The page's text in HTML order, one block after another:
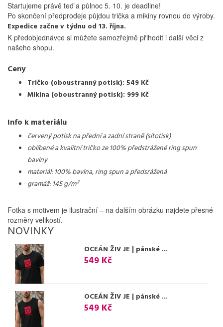
Startujeme právě teď a půlnoc 5. 10. je deadline!
Po skončení předprodeje půjdou trička a mikiny rovnou do výroby.
Expedice začne v týdnu od 13. října.
K předobjednávce si můžete samozřejmě přihodit i další věci z
našeho shopu.
Ceny
Tričko (oboustranný potisk): 549 Kč
Mikina (oboustranný potisk): 999 Kč
Info k materiálu
červený potisk na přední a zadní straně (sítotisk)
oblíbené a kvalitní tričko ze 100% předstrážené ring spun
bavlny
materiál: 100% bavlna, ring spun a předsrážená
gramáž: 145 g/m²
Fotka s motivem je ilustrační – na dalším obrázku najdete přesné
rozměry velikostí.
NOVINKY
OCEÁN ŽIV JE | pánské ...
549 Kč
OCEÁN ŽIV JE | pánské ...
549 Kč